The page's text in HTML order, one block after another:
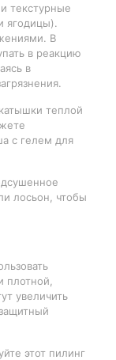
текстурные
ягодицы).
В
в реакцию
в
теплой
с гелем для
лосьон, чтобы
плотной,
увеличить
этот пилинг